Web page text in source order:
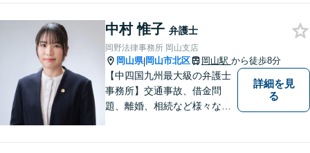
ラス対応】【後払い対応】
【日弁連国際人権問題委員会
所属】お困りの方は、お気軽
にご相談下さい。
中村 惟子 弁護士
岡野法律事務所 岡山支店
岡山県|岡山市北区 岡山駅 から徒歩8分
【中四国九州最大級の弁護士
事務所】交通事故、借金問
題、離婚、相続など様々な問
詳細を見
る